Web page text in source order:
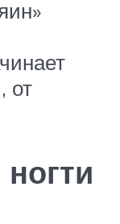
от